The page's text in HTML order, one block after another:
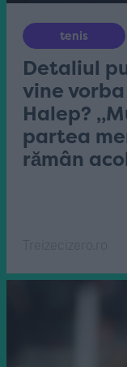
tenis
Detaliul
vine
Halep?
partea
rămân